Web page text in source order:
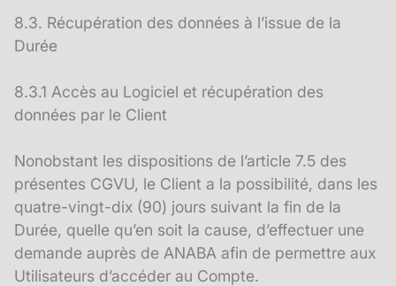
8.3. Récupération des données à l’issue de la
Durée
8.3.1 Accès au Logiciel et récupération des
données par le Client
Nonobstant les dispositions de l’article 7.5 des
présentes CGVU, le Client a la possibilité, dans les
quatre-vingt-dix (90) jours suivant la fin de la
Durée, quelle qu’en soit la cause, d’effectuer une
demande auprès de ANABA afin de permettre aux
Utilisateurs d’accéder au Compte.